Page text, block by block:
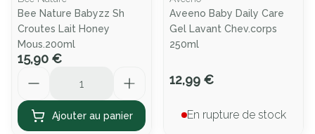
Bee Nature Babyzz Sh
Croutes Lait Honey
Mous.200ml
15,90 €
Ajouter au panier
Aveeno Baby Daily Care
Gel Lavant Chev.corps
250ml
12,99 €
En rupture de stock